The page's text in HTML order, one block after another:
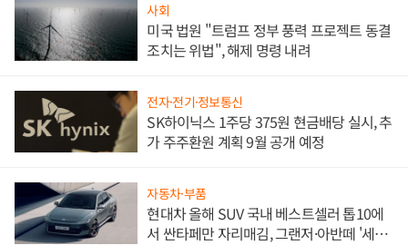
사회
미국 법원 "트럼프 정부 풍력 프로젝트 동결
조치는 위법", 해제 명령 내려
전자·전기·정보통신
SK하이닉스 1주당 375원 현금배당 실시, 추
가 주주환원 계획 9월 공개 예정
자동차·부품
현대차 올해 SUV 국내 베스트셀러 톱10에
서 싼타페만 자리매김, 그랜저·아반떼 '세단